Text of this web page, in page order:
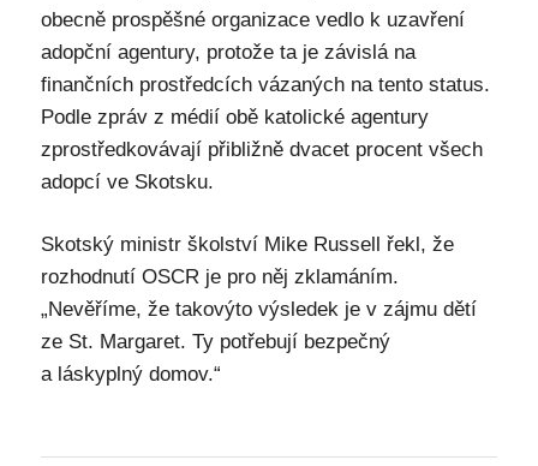
obecně prospěšné organizace vedlo k uzavření
adopční agentury, protože ta je závislá na
finančních prostředcích vázaných na tento status.
Podle zpráv z médií obě katolické agentury
zprostředkovávají přibližně dvacet procent všech
adopcí ve Skotsku.
Skotský ministr školství Mike Russell řekl, že
rozhodnutí OSCR je pro něj zklamáním.
„Nevěříme, že takovýto výsledek je v zájmu dětí
ze St. Margaret. Ty potřebují bezpečný
a láskyplný domov.“